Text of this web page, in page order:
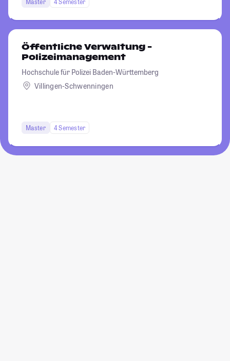
Master 4 Semester
Öffentliche Verwaltung -
Polizeimanagement
Hochschule für Polizei Baden-Württemberg
Villingen-Schwenningen
Master 4 Semester